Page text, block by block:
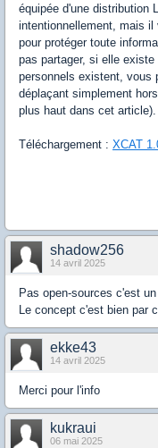
équipée d'une distribution
intentionnellement, mais il
pour protéger toute
pas partager, si elle
personnels existent, vous
déplaçant simplement
plus haut dans cet article).
Téléchargement : XCAT
shadow256
14 avril 2025
Pas open-sources c'est
Le concept c'est bien par
ekke43
14 avril 2025
Merci pour l'info
kukraui
06 mai 2025